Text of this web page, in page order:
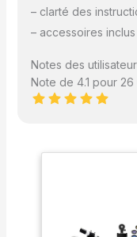
– clarté des
– accessoires inclus
Notes des
Note de 4.1 pour 26